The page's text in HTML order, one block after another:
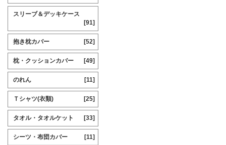
スリーブ＆デッキケース
[91]
抱き枕カバー [52]
枕・クッションカバー [49]
のれん [11]
Ｔシャツ(衣類) [25]
タオル・タオルケット [33]
シーツ・布団カバー [11]